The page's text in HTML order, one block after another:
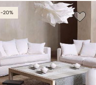
-20%